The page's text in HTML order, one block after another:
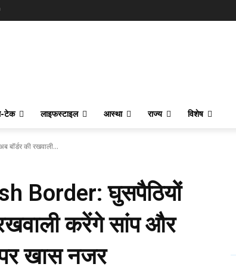
टेक लाइफस्टाइल आस्था राज्य विशेष
की रखवाली...
Border: घुसपैठियों
करेंगे सांप और
खास नजर